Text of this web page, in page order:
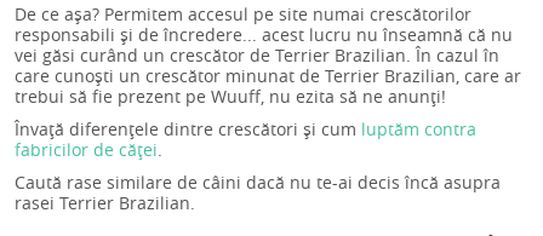
De ce așa? Permitem accesul pe site numai crescătorilor
responsabili și de încredere... acest lucru nu înseamnă că nu
vei găsi curând un crescător de Terrier Brazilian. În cazul în
care cunoști un crescător minunat de Terrier Brazilian, care ar
trebui să fie prezent pe Wuuff, nu ezita să ne anunți!
Învață diferențele dintre crescători și cum luptăm contra
fabricilor de căței
Caută rase similare de câini dacă nu te-ai decis încă asupra
rasei Terrier Brazilian.